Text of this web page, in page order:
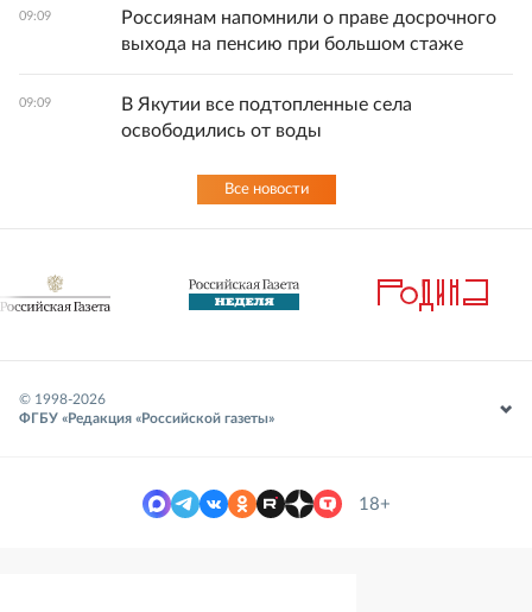
09:09
Россиянам напомнили о праве досрочного
выхода на пенсию при большом стаже
09:09
В Якутии все подтопленные села
освободились от воды
Все новости
© 1998-2026
ФГБУ «Редакция «Российской газеты»
18+